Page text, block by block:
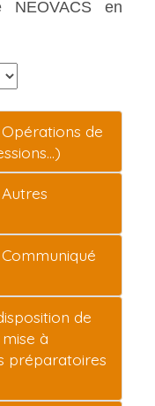
NEOVACS en
de
de
à
préparatoires